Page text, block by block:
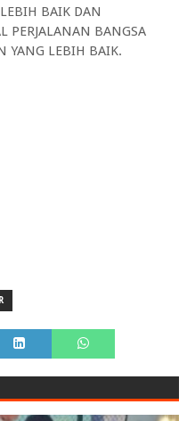
BAIK DAN
PERJALANAN BANGSA
YANG LEBIH BAIK.